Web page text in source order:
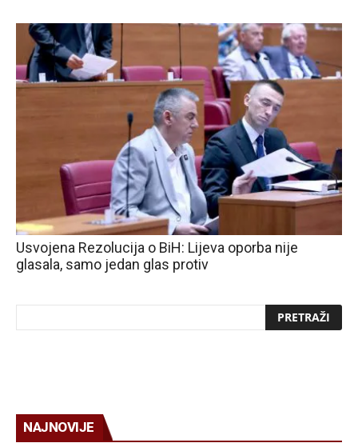
Usvojena Rezolucija o BiH: Lijeva oporba nije
glasala, samo jedan glas protiv
NAJNOVIJE